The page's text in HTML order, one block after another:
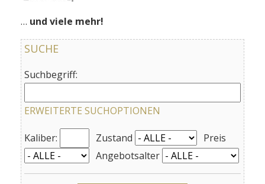
… und viele mehr!
SUCHE
Suchbegriff:
ERWEITERTE SUCHOPTIONEN
Kaliber: Zustand
Preis
Angebotsalter